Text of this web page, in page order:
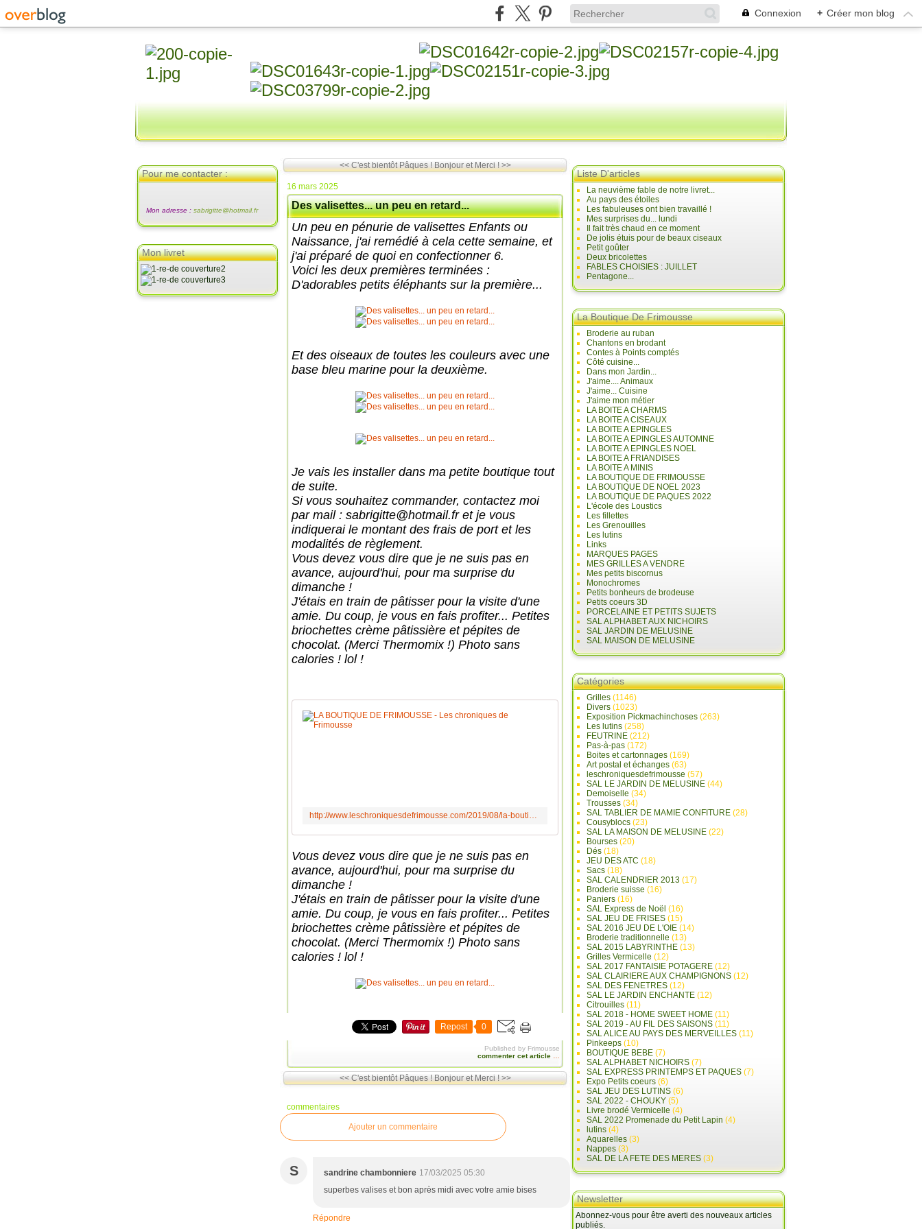
Connexion + Créer mon blog
Pour me contacter :
Mon adresse : sabrigitte@hotmail.fr
Mon livret
<< C'est bientôt Pâques ! Bonjour et Merci ! >>
16 mars 2025
Des valisettes... un peu en retard...
Un peu en pénurie de valisettes Enfants ou
Naissance, j'ai remédié à cela cette semaine, et
j'ai préparé de quoi en confectionner 6.
Voici les deux premières terminées :
D'adorables petits éléphants sur la première...
Et des oiseaux de toutes les couleurs avec une
base bleu marine pour la deuxième.
Je vais les installer dans ma petite boutique tout
de suite.
Si vous souhaitez commander, contactez moi
par mail : sabrigitte@hotmail.fr et je vous
indiquerai le montant des frais de port et les
modalités de règlement.
Vous devez vous dire que je ne suis pas en
avance, aujourd'hui, pour ma surprise du
dimanche !
J'étais en train de pâtisser pour la visite d'une
amie. Du coup, je vous en fais profiter... Petites
briochettes crème pâtissière et pépites de
chocolat. (Merci Thermomix !) Photo sans
calories ! lol !
LA BOUTIQUE DE FRIMOUSSE - Les chroniques de Frimousse
g
o
r
é
http://www.leschroniquesdefrimousse.com/2019/08/la-boutique-de-frimousse.html
Vous devez vous dire que je ne suis pas en
avance, aujourd'hui, pour ma surprise du
dimanche !
J'étais en train de pâtisser pour la visite d'une
amie. Du coup, je vous en fais profiter... Petites
briochettes crème pâtissière et pépites de
chocolat. (Merci Thermomix !) Photo sans
calories ! lol !
Repost 0
Published by Frimousse
commenter cet article
<< C'est bientôt Pâques ! Bonjour et Merci ! >>
commentaires
Ajouter un commentaire
S sandrine chambonniere 17/03/2025 05:30
superbes valises et bon après midi avec votre amie bises
Répondre
Liste D'articles
La neuvième fable de notre livret...
Au pays des étoiles
Les fabuleuses ont bien travaillé !
Mes surprises du... lundi
Il fait très chaud en ce moment
De jolis étuis pour de beaux ciseaux
Petit goûter
Deux bricolettes
FABLES CHOISIES : JUILLET
Pentagone...
La Boutique De Frimousse
Broderie au ruban
Chantons en brodant
Contes à Points comptés
Côté cuisine...
Dans mon Jardin...
J'aime.... Animaux
J'aime... Cuisine
J'aime mon métier
LA BOITE A CHARMS
LA BOITE A CISEAUX
LA BOITE A EPINGLES
LA BOITE A EPINGLES AUTOMNE
LA BOITE A EPINGLES NOEL
LA BOITE A FRIANDISES
LA BOITE A MINIS
LA BOUTIQUE DE FRIMOUSSE
LA BOUTIQUE DE NOEL 2023
LA BOUTIQUE DE PAQUES 2022
L'école des Loustics
Les fillettes
Les Grenouilles
Les lutins
Links
MARQUES PAGES
MES GRILLES A VENDRE
Mes petits biscornus
Monochromes
Petits bonheurs de brodeuse
Petits coeurs 3D
PORCELAINE ET PETITS SUJETS
SAL ALPHABET AUX NICHOIRS
SAL JARDIN DE MELUSINE
SAL MAISON DE MELUSINE
Catégories
Grilles (1146)
Divers (1023)
Exposition Pickmachinchoses (263)
Les lutins (258)
FEUTRINE (212)
Pas-à-pas (172)
Boites et cartonnages (169)
Art postal et échanges (63)
leschroniquesdefrimousse (57)
SAL LE JARDIN DE MELUSINE (44)
Demoiselle (34)
Trousses (34)
SAL TABLIER DE MAMIE CONFITURE (28)
Cousyblocs (23)
SAL LA MAISON DE MELUSINE (22)
Bourses (20)
Dés (18)
JEU DES ATC (18)
Sacs (18)
SAL CALENDRIER 2013 (17)
Broderie suisse (16)
Paniers (16)
SAL Express de Noël (16)
SAL JEU DE FRISES (15)
SAL 2016 JEU DE L'OIE (14)
Broderie traditionnelle (13)
SAL 2015 LABYRINTHE (13)
Grilles Vermicelle (12)
SAL 2017 FANTAISIE POTAGERE (12)
SAL CLAIRIERE AUX CHAMPIGNONS (12)
SAL DES FENETRES (12)
SAL LE JARDIN ENCHANTE (12)
Citrouilles (11)
SAL 2018 - HOME SWEET HOME (11)
SAL 2019 - AU FIL DES SAISONS (11)
SAL ALICE AU PAYS DES MERVEILLES (11)
Pinkeeps (10)
BOUTIQUE BEBE (7)
SAL ALPHABET NICHOIRS (7)
SAL EXPRESS PRINTEMPS ET PAQUES (7)
Expo Petits coeurs (6)
SAL JEU DES LUTINS (6)
SAL 2022 - CHOUKY (5)
Livre brodé Vermicelle (4)
SAL 2022 Promenade du Petit Lapin (4)
lutins (4)
Aquarelles (3)
Nappes (3)
SAL DE LA FETE DES MERES (3)
Newsletter
Abonnez-vous pour être averti des nouveaux articles
publiés.